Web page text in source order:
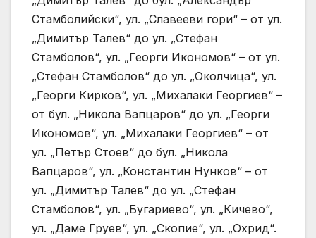
Стамболийски“, ул. „Славееви гори“ – от ул.
„Димитър Талев“ до ул. „Стефан
Стамболов“, ул. „Георги Икономов“ – от ул.
„Стефан Стамболов“ до ул. „Околчица“, ул.
„Георги Кирков“, ул. „Михалаки Георгиев“ –
от бул. „Никола Вапцаров“ до ул. „Георги
Икономов“, ул. „Михалаки Георгиев“ – от
ул. „Петър Стоев“ до бул. „Никола
Вапцаров“, ул. „Константин Нунков“ – от
ул. „Димитър Талев“ до ул. „Стефан
Стамболов“, ул. „Бугариево“, ул. „Кичево“,
ул. „Даме Груев“, ул. „Скопие“, ул. „Охрид“.